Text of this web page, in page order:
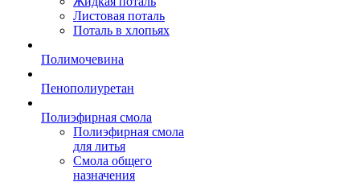
Листовая поталь
Поталь в хлопьях
Полимочевина
Пенополиуретан
Полиэфирная смола
Полиэфирная смола
для литья
Смола общего
назначения